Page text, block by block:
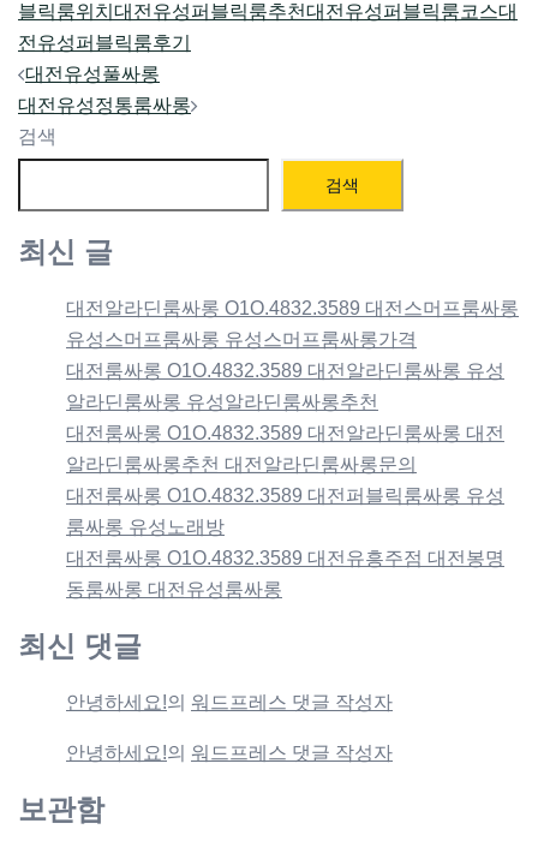
블릭룸위치 대전유성퍼블릭룸추천대전유성퍼블릭룸코스대
전유성퍼블릭룸후기
Post
navigation
대전유성풀싸롱
대전유성정통룸싸롱
검색
검색
최신 글
대전알라딘룸싸롱 O1O.4832.3589 대전스머프룸싸롱
유성스머프룸싸롱 유성스머프룸싸롱가격
대전룸싸롱 O1O.4832.3589 대전알라딘룸싸롱 유성
알라딘룸싸롱 유성알라딘룸싸롱추천
대전룸싸롱 O1O.4832.3589 대전알라딘룸싸롱 대전
알라딘룸싸롱추천 대전알라딘룸싸롱문의
대전룸싸롱 O1O.4832.3589 대전퍼블릭룸싸롱 유성
룸싸롱 유성노래방
대전룸싸롱 O1O.4832.3589 대전유흥주점 대전봉명
동룸싸롱 대전유성룸싸롱
최신 댓글
안녕하세요!의 워드프레스 댓글 작성자
안녕하세요!의 워드프레스 댓글 작성자
보관함